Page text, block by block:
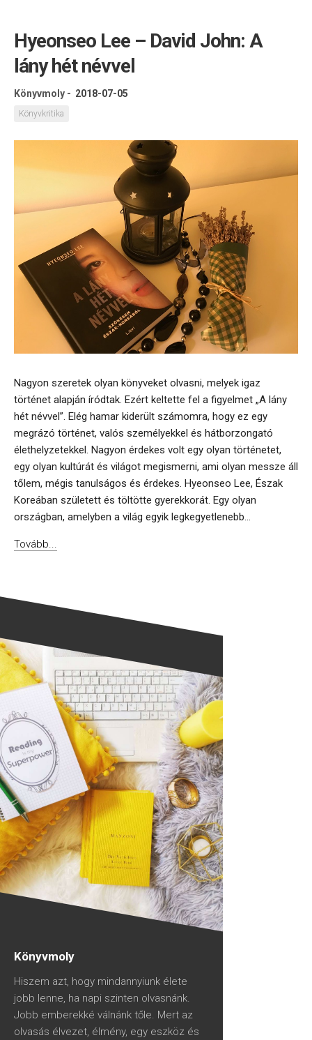
Hyeonseo Lee – David John: A
lány hét névvel
Könyvmoly - 2018-07-05
Könyvkritika
Nagyon szeretek olyan könyveket olvasni, melyek igaz
történet alapján íródtak. Ezért keltette fel a figyelmet „A lány
hét névvel”. Elég hamar kiderült számomra, hogy ez egy
megrázó történet, valós személyekkel és hátborzongató
élethelyzetekkel. Nagyon érdekes volt egy olyan történetet,
egy olyan kultúrát és világot megismerni, ami olyan messze áll
tőlem, mégis tanulságos és érdekes. Hyeonseo Lee, Észak
Koreában született és töltötte gyerekkorát. Egy olyan
országban, amelyben a világ egyik legkegyetlenebb...
Tovább...
Könyvmoly
Hiszem azt, hogy mindannyiunk élete
jobb lenne, ha napi szinten olvasnánk.
Jobb emberekké válnánk tőle. Mert az
olvasás élvezet, élmény, egy eszköz és